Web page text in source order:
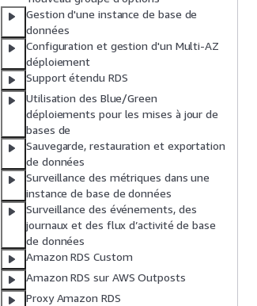
Gestion d'une instance de base de
données
Configuration et gestion d'un Multi-AZ
déploiement
Support étendu RDS
Utilisation des Blue/Green
déploiements pour les mises à jour de
bases de
Sauvegarde, restauration et exportation
de données
Surveillance des métriques dans une
instance de base de données
Surveillance des événements, des
journaux et des flux d’activité de base
de données
Amazon RDS Custom
Amazon RDS sur AWS Outposts
Proxy Amazon RDS